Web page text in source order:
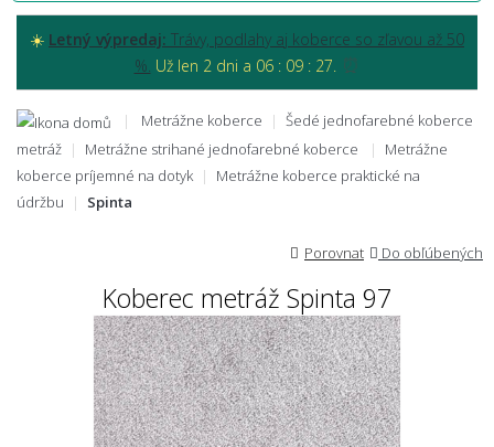
☀️ Letný výpredaj: Trávy, podlahy aj koberce so zľavou až 50
%. Už len 2 dni a 06 : 09 : 26. ⏰
Metrážne koberce
Šedé jednofarebné koberce
metráž
Metrážne strihané jednofarebné koberce
Metrážne
koberce príjemné na dotyk
Metrážne koberce praktické na
údržbu
Spinta
Porovnat Do obľúbených
Koberec metráž Spinta 97